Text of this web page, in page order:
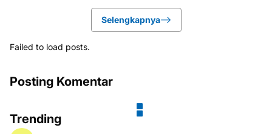
Selengkapnya